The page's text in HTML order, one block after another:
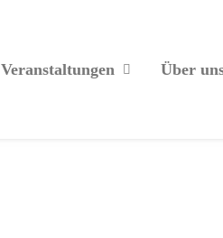
Veranstaltungen Über